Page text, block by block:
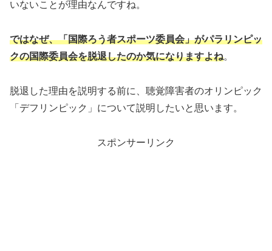
いないことが理由なんですね。
ではなぜ、「国際ろう者スポーツ委員会」がパラリンピッ
クの国際委員会を脱退したのか気になりますよね。
脱退した理由を説明する前に、聴覚障害者のオリンピック
「デフリンピック」について説明したいと思います。
スポンサーリンク